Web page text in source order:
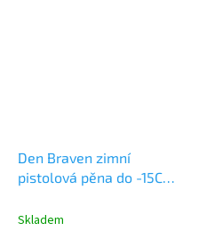
Den Braven zimní
pistolová pěna do -15C
Skladem